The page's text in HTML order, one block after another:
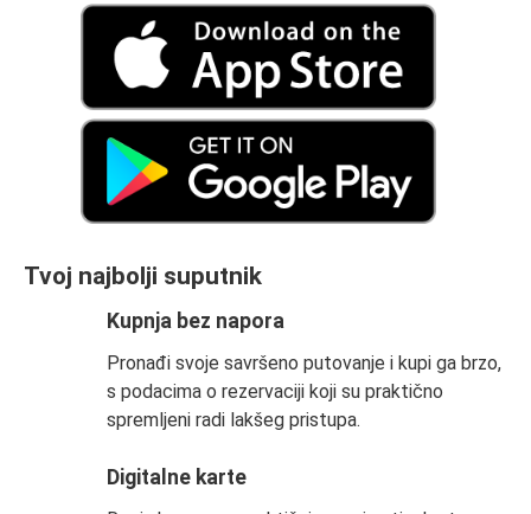
Tvoj najbolji suputnik
Kupnja bez napora
Pronađi svoje savršeno putovanje i kupi ga brzo,
s podacima o rezervaciji koji su praktično
spremljeni radi lakšeg pristupa.
Digitalne karte